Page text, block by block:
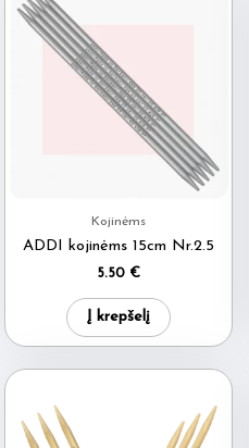
Kojinėms
ADDI kojinėms 15cm Nr.2.5
5.50 €
Į krepšelį